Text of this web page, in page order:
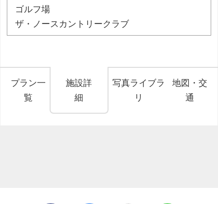
ゴルフ場
ザ・ノースカントリークラブ
プラン一
覧
施設詳
細
写真ライブラ
リ
地図・交
通